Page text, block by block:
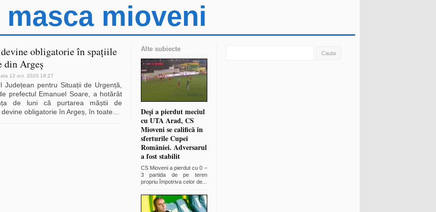
masca mioveni
obligatorie în spațiile
din Argeș
12 oct. 2020 18:27
Județean pentru Situații de Urgență,
prefectul Emanuel Soare, a hotărât
de luni că purtarea măștii de
obligatorie în Argeș, în toate
Alte subiecte
Deși a pierdut meciul
cu UTA Arad, CS
Mioveni se califică în
sferturile Cupei
României. Adversarul
a fost stabilit
CS Mioveni a pierdut cu 0 –
3 partida de pe teren
propriu împotriva celor de...